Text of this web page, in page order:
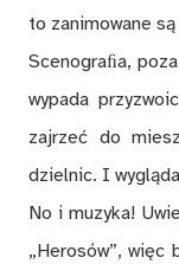
to zanimowane
Scenograﬁa,
wypada
zajrzeć do
dzielnic. I
No i muzyka!
„Herosów”, więc